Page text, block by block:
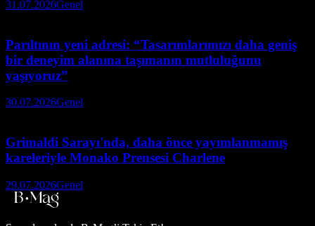
31.07.2026Genel
Parıltının yeni adresi: “Tasarımlarımızı daha geniş
bir deneyim alanına taşımanın mutluluğunu
yaşıyoruz”
30.07.2026Genel
Grimaldi Sarayı'nda, daha önce yayımlanmamış
kareleriyle Monako Prensesi Charlene
29.07.2026Genel